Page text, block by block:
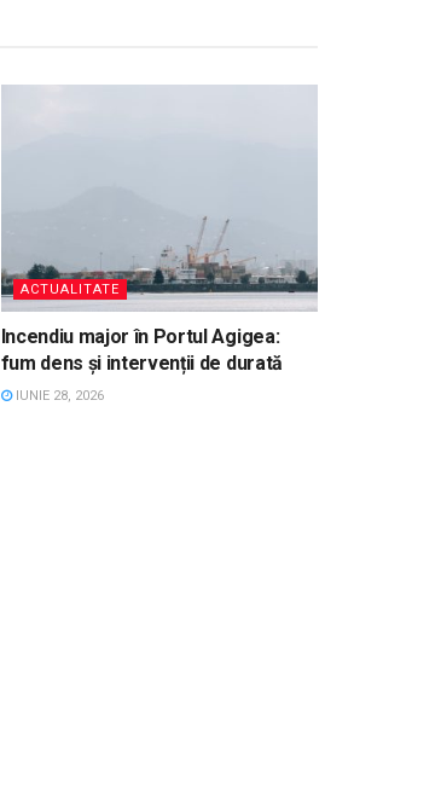
ACTUALITATE
Incendiu major în Portul Agigea:
fum dens și intervenții de durată
IUNIE 28, 2026